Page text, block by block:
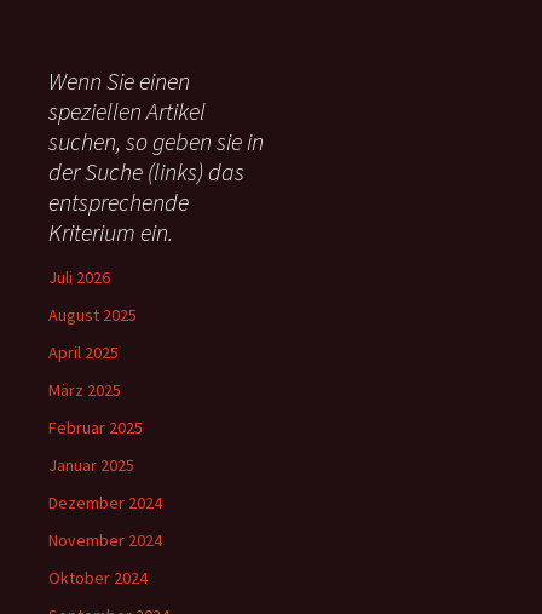
n
n
a
c
:
Wenn Sie einen
speziellen Artikel
suchen, so geben sie in
der Suche (links) das
entsprechende
Kriterium ein.
Juli 2026
August 2025
April 2025
März 2025
Februar 2025
Januar 2025
Dezember 2024
November 2024
Oktober 2024